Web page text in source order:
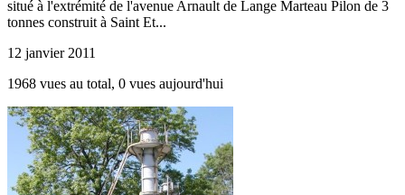
situé à l'extrémité de l'avenue Arnault de Lange Marteau Pilon de 3
tonnes construit à Saint Et...
12 janvier 2011
1968 vues au total, 0 vues aujourd'hui